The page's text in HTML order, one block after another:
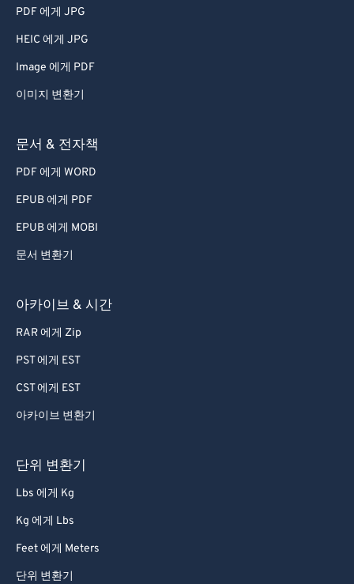
PDF 에게 JPG
HEIC 에게 JPG
Image 에게 PDF
이미지 변환기
문서 & 전자책
PDF 에게 WORD
EPUB 에게 PDF
EPUB 에게 MOBI
문서 변환기
아카이브 & 시간
RAR 에게 Zip
PST 에게 EST
CST 에게 EST
아카이브 변환기
단위 변환기
Lbs 에게 Kg
Kg 에게 Lbs
Feet 에게 Meters
단위 변환기